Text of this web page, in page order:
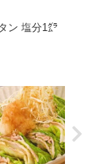
ン 塩分1㌘